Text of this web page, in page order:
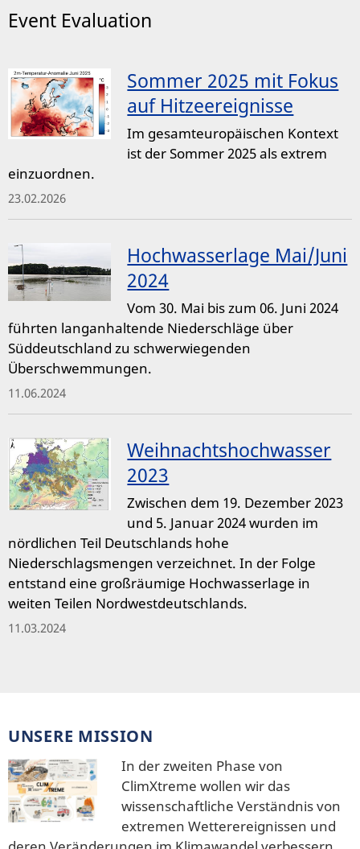
Event Evaluation
Sommer 2025 mit Fokus
auf Hitzeereignisse
Im gesamteuropäischen Kontext
ist der Sommer 2025 als extrem
einzuordnen.
23.02.2026
Hochwasserlage Mai/Juni
2024
Vom 30. Mai bis zum 06. Juni 2024
führten langanhaltende Niederschläge über
Süddeutschland zu schwerwiegenden
Überschwemmungen.
11.06.2024
Weihnachtshochwasser
2023
Zwischen dem 19. Dezember 2023
und 5. Januar 2024 wurden im
nördlichen Teil Deutschlands hohe
Niederschlagsmengen verzeichnet. In der Folge
entstand eine großräumige Hochwasserlage in
weiten Teilen Nordwestdeutschlands.
11.03.2024
UNSERE MISSION
In der zweiten Phase von
ClimXtreme wollen wir das
wissenschaftliche Verständnis von
extremen Wetterereignissen und